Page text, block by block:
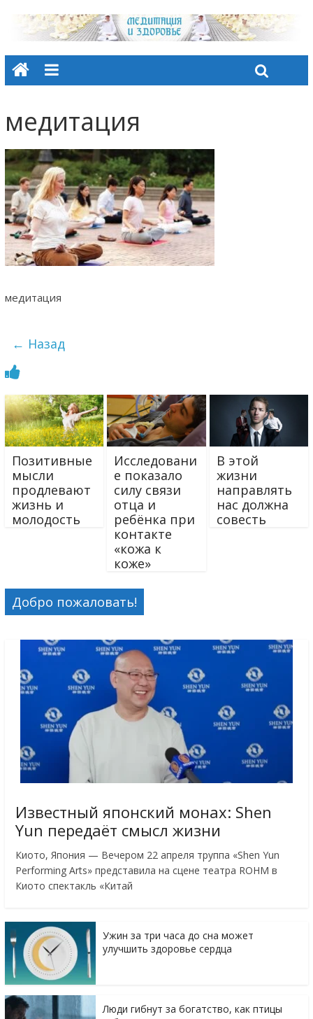
медитация
медитация
← Назад
Позитивные
мысли
продлевают
жизнь и
молодость
Исследовани
е показало
силу связи
отца и
ребёнка при
контакте
«кожа к
коже»
В этой
жизни
направлять
нас должна
совесть
Добро пожаловать!
Известный японский монах: Shen
Yun передаёт смысл жизни
Киото, Япония — Вечером 22 апреля труппа «Shen Yun
Performing Arts» представила на сцене театра ROHM в
Киото спектакль «Китай
Ужин за три часа до сна может
улучшить здоровье сердца
Люди гибнут за богатство, как птицы